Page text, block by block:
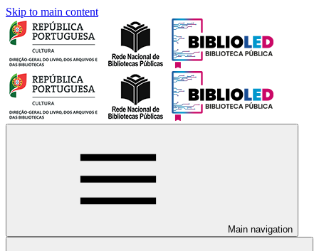
Skip to main content
Main navigation